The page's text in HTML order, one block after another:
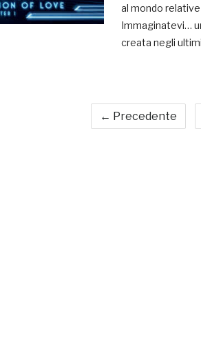
al mondo
Immaginatevi…
creata negli
← Precedente